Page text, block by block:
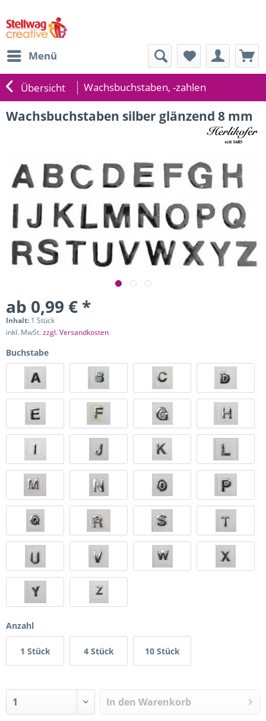
Menü
Übersicht Wachsbuchstaben, -zahlen
Wachsbuchstaben silber glänzend 8 mm
ab 0,99 € *
Inhalt: 1 Stück
inkl. MwSt.zzgl. Versandkosten
Buchstabe
Anzahl
1 Stück 4 Stück 10 Stück
In den Warenkorb